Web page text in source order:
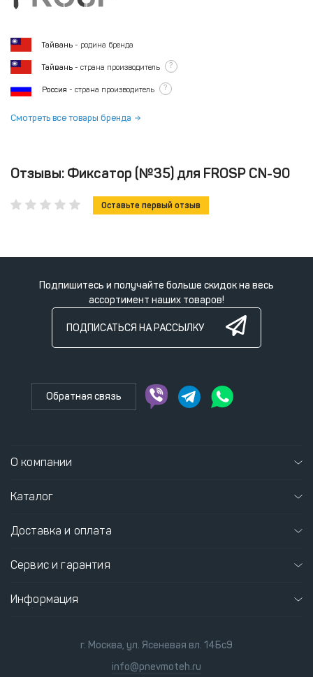
Тайвань - родина бренда
Тайвань - страна производитель ?
Россия - страна производитель ?
Смотреть все товары бренда
Отзывы: Фиксатор (№35) для FROSP CN-90
Оставьте первый отзыв
Подпишитесь и получайте больше скидок на весь
ассортимент наших товаров!
ПОДПИСАТЬСЯ НА РАССЫЛКУ
Обратная связь
О компании
Каталог
Доставка и оплата
Сервис и гарантия
Информация
г. Москва, ул. Ясеневая вл. 14Бс9
info@pnevmoteh.ru